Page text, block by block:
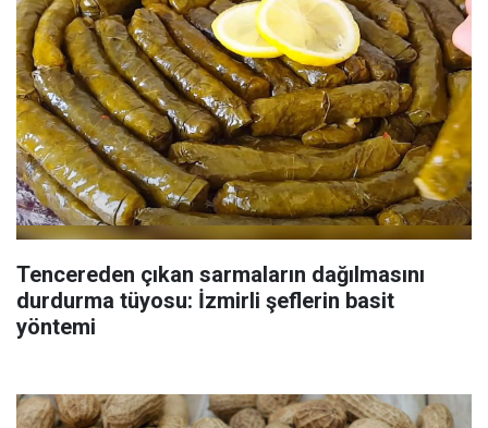
Tencereden çıkan sarmaların dağılmasını
durdurma tüyosu: İzmirli şeflerin basit
yöntemi